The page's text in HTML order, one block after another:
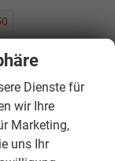
Dienste für
wir Ihre
Marketing,
uns Ihr